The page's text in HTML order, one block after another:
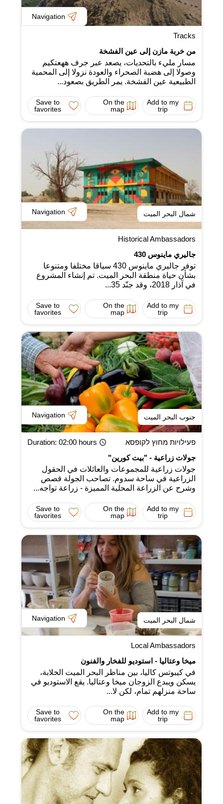
Navigation
Tracks
من خربة مازن إلى عين الفشخة
مسار مليء بالتحديات، يصعد عبر جرف ههعتكيم
وصولا إلى هضبة الصحراء والعودة نزولا إلى المحمية
الطبيعية عين الفشخة. يمر الطريق بصعود...
Add to my
trip
On the
map
Save to
favorites
شمال البحر الميت Navigation
Historical Ambassadors
جاليري ماينوس 430
توفر جاليري ماينوس 430 سياقا مختلفا ومتنوعا
بشأن حياة منطقة البحر الميت. تم إنشاء المشروع
في آذار 2018، وقد جنّد 35...
Add to my
trip
On the
map
Save to
favorites
جنوب البحر الميت Navigation
פעילויות מחוץ לקופסא Duration: 02:00 hours
جولات زراعية - "بيت كورين"
جولات زراعية للمجموعات والعائلات في الحقول
الزراعية في ساحة سدوم. تصاحب الجولة قصص
وشرح عن الزراعة المحلية المميزة - زراعة تواجه...
Add to my
trip
On the
map
Save to
favorites
شمال البحر الميت Navigation
Local Ambassadors
ميخا وعتاليا - استوديو للفخار والفنون
في كيبوتس كاليا، بين مناظر البحر الميت الخلابة،
يسكن ويبدع الزوجان ميخا وعتاليا. يقع الاستوديو في
ساحة منزلهم تمام، لكن لا...
Add to my
trip
On the
map
Save to
favorites